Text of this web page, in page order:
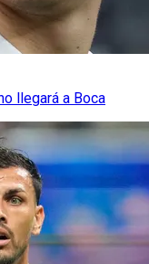
llegará a Boca